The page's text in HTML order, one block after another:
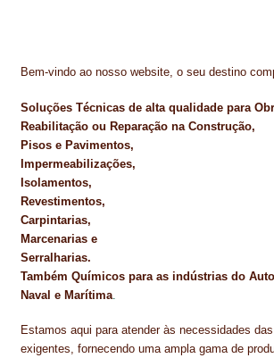
VINÍLICOS
Bem-vindo ao nosso website, o seu destino
Soluções Técnicas de alta qualidade para
Reabilitação ou Reparação na Construção,
Pisos e Pavimentos,
Impermeabilizações,
Isolamentos,
Revestimentos,
Carpintarias,
Marcenarias e
Serralharias.
Também Químicos para as indústrias do
Naval e Marítima.
Estamos aqui para atender às necessidades
exigentes, fornecendo uma ampla gama de